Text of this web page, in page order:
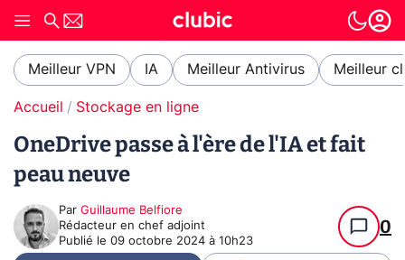
Meilleur VPN IA Meilleur Antivirus Meilleur
Accueil Stockage en ligne
OneDrive passe à l'ère de l'IA et fait
peau neuve
Par Guillaume Belfiore
Rédacteur en chef adjoint
Publié le 09 octobre 2024 à 10h23
0